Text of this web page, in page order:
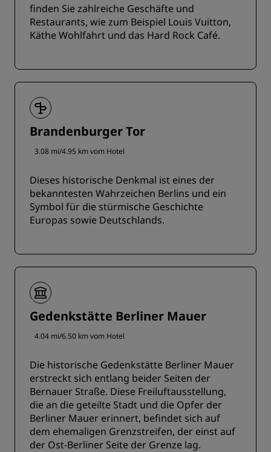
finden Sie zahlreiche Geschäfte und
Restaurants, wie zum Beispiel Louis Vuitton,
Käthe Wohlfahrt und das Hard Rock Café.
Brandenburger Tor
3.08 mi/4.95 km vom Hotel
Dieses historische Denkmal ist eines der
bekanntesten Wahrzeichen Berlins und ein
Symbol für die stürmische Geschichte
Europas sowie Deutschlands.
Gedenkstätte Berliner Mauer
4.04 mi/6.50 km vom Hotel
Die historische Gedenkstätte Berliner Mauer
erstreckt sich entlang beider Seiten der
Bernauer Straße. Diese Freiluftausstellung,
die an die geteilte Stadt und die Opfer der
Berliner Mauer erinnert, befindet sich auf
dem ehemaligen Grenzstreifen, der einst auf
der Ost-Berliner Seite der Grenze lag.